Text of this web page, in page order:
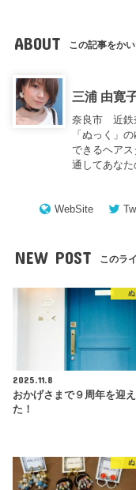
ABOUT この記事をか
三浦 由寛
奈良市 近鉄
「ぬっく」
できるヘア
通してあなた
WebSite
NEW POST このラ
ぬ
2025.11.8
おかげさまで９周年を迎
た！
ぬ